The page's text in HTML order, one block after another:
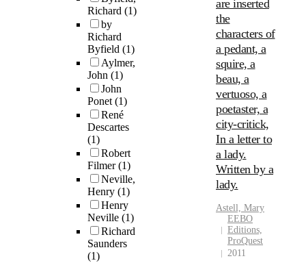
Richard (1)
by
Richard
Byfield (1)
Aylmer,
John (1)
John
Ponet(1)
René
Descartes
(1)
Robert
Filmer(1)
Neville,
Henry (1)
Henry
Neville (1)
Richard
Saunders
(1)
are inserted
the
characters of
a pedant, a
squire, a
beau, a
vertuoso, a
poetaster, a
city-critick,
In a letter to
a lady.
Written by a
lady.
Astell, Mary
EEBO
Editions,
ProQuest
2011